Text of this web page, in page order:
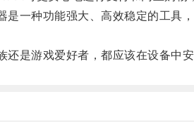
一种功能强大、高效稳定的工具，
是游戏爱好者，都应该在设备中安